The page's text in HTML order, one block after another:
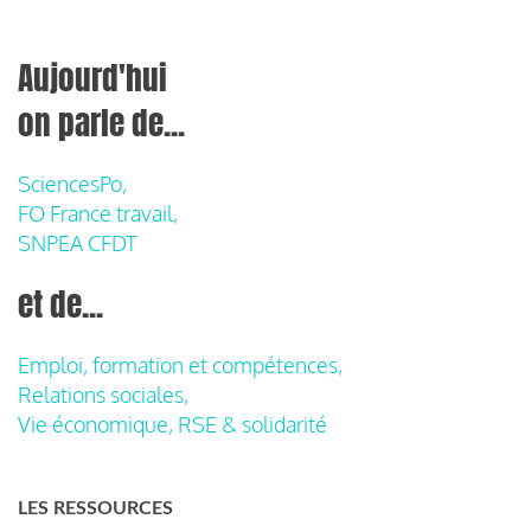
Aujourd'hui
on parle de...
SciencesPo,
FO France travail,
SNPEA CFDT
et de...
Emploi, formation et compétences,
Relations sociales,
Vie économique, RSE & solidarité
LES RESSOURCES